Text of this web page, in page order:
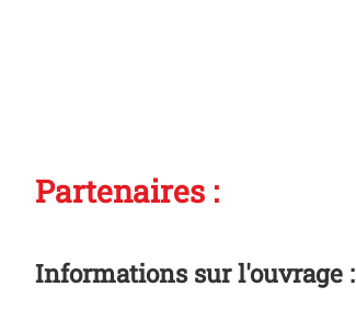
Partenaires :
Informations sur l'ouvrage :